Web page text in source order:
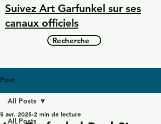
Recherche
Suivez Art Garfunkel sur ses
canaux officiels
Post
All Posts
All Posts
5 avr. 2025 2 min de lecture